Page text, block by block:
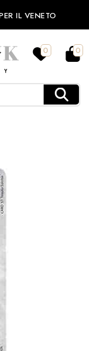
IL VENETO
0 0